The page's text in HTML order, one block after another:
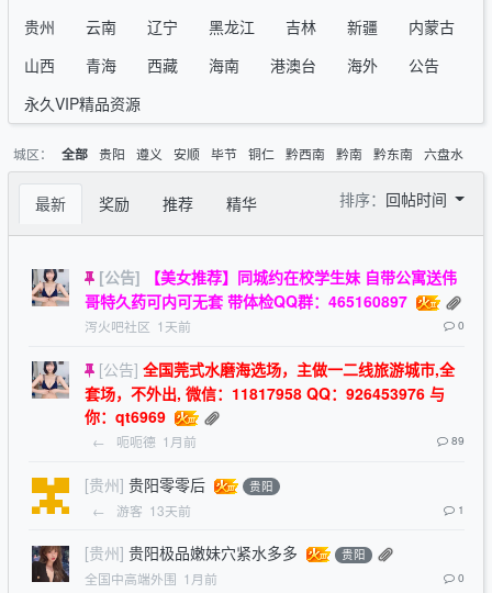
贵州
云南 辽宁 黑龙江 吉林 新疆
内蒙古
山西
青海 西藏 海南 港澳台 海外
公告
永久VIP精品资源
城区： 全部 贵阳 遵义 安顺 毕节 铜仁 黔西南 黔南 黔东南 六盘水
最新 奖励 推荐 精华 排序： 回帖时间
[公告]
【美女推荐】同城约在校学生妹 自带公寓送伟
哥特久药可内可无套 带体检QQ群：465160897
泻火吧社区 1天前 0
[公告] 全国莞式水磨海选场，主做一二线旅游城市,全
套场，不外出, 微信：11817958 QQ：926453976 与
你：qt6969
← 呃呃德 1月前 89
[贵州] 贵阳零零后 贵阳
← 游客 13天前 1
[贵州] 贵阳极品嫩妹穴紧水多多 贵阳
全国中高端外围 1月前 0